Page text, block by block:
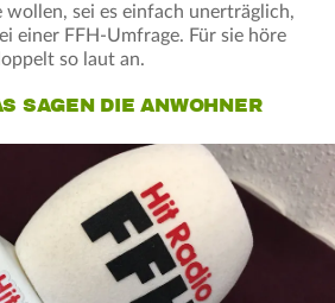
sei es einfach unerträglich,
einer FFH-Umfrage. Für sie höre
so laut an.
SAGEN DIE ANWOHNER